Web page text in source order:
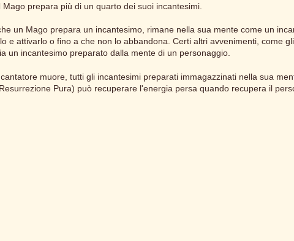
prepara più di un quarto dei suoi incantesimi.
un Mago prepara un incantesimo, rimane nella sua mente come un
e attivarlo o fino a che non lo abbandona. Certi altri avvenimenti, come
un incantesimo preparato dalla mente di un personaggio.
muore, tutti gli incantesimi preparati immagazzinati nella sua
Pura) può recuperare l'energia persa quando recupera il